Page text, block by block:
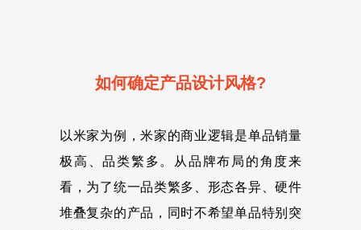
如何确定产品设计风格?
以米家为例，米家的商业逻辑是单品销量
极高、品类繁多。从品牌布局的角度来
看，为了统一品类繁多、形态各异、硬件
堆叠复杂的产品，同时不希望单品特别突